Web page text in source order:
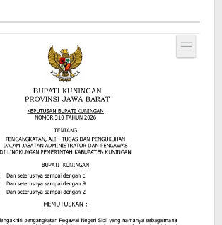
Ini,
Daftar
Lengkapnya